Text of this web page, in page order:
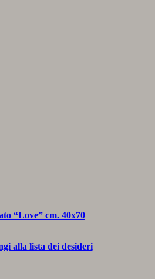
alla lista dei desideri